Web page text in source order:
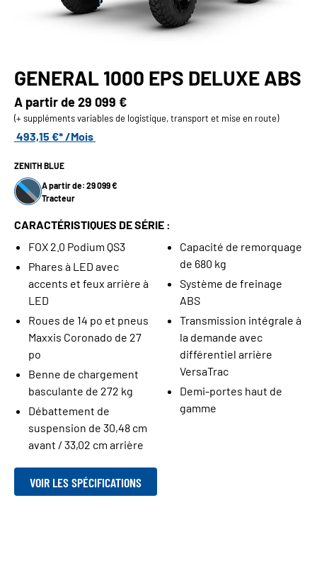
GENERAL 1000 EPS DELUXE ABS
A partir de29 099 €
(+ suppléments variables de logistique, transport et mise en route)
493,15 €* /Mois
ZENITH BLUE
A partir de: 29 099 €
Tracteur
CARACTÉRISTIQUES DE SÉRIE :
FOX 2.0 Podium QS3
Phares à LED avec
accents et feux arrière à
LED
Roues de 14 po et pneus
Maxxis Coronado de 27
po
Benne de chargement
basculante de 272 kg
Débattement de
suspension de 30,48 cm
avant / 33,02 cm arrière
Capacité de remorquage
de 680 kg
Système de freinage
ABS
Transmission intégrale à
la demande avec
différentiel arrière
VersaTrac
Demi-portes haut de
gamme
VOIR LES SPÉCIFICATIONS